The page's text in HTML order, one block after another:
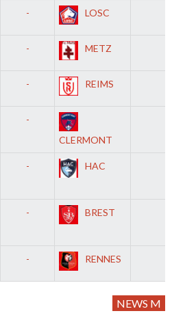
- LOSC
- METZ
- REIMS
-
CLERMONT
- HAC
- BREST
- RENNES
NEWS M